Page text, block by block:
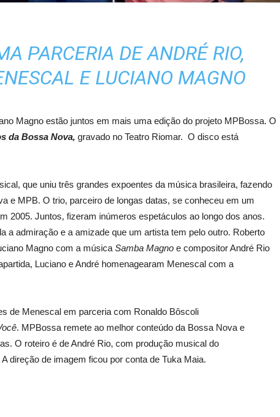
PARCERIA DE ANDRÉ RIO,
E LUCIANO MAGNO
Magno estão juntos em mais uma edição do projeto MPBossa. O
da Bossa Nova, gravado no Teatro Riomar. O disco está
que uniu três grandes expoentes da música brasileira, fazendo
e MPB. O trio, parceiro de longas datas, se conheceu em um
2005. Juntos, fizeram inúmeros espetáculos ao longo dos anos.
a admiração e a amizade que um artista tem pelo outro. Roberto
Magno com a música Samba Magno e compositor André Rio
Luciano e André homenagearam Menescal com a
de Menescal em parceria com Ronaldo Bôscoli
. MPBossa remete ao melhor conteúdo da Bossa Nova e
O roteiro é de André Rio, com produção musical do
direção de imagem ficou por conta de Tuka Maia.